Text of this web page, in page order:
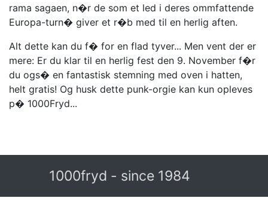
rama sagaen, n�r de som et led i deres ommfattende
Europa-turn� giver et r�b med til en herlig aften.
Alt dette kan du f� for en flad tyver... Men vent der er
mere: Er du klar til en herlig fest den 9. November f�r
du ogs� en fantastisk stemning med oven i hatten,
helt gratis! Og husk dette punk-orgie kan kun opleves
p� 1000Fryd...
1000fryd - since 1984